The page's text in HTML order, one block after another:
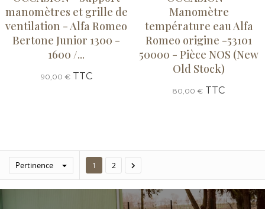
manomètres et grille de
ventilation - Alfa Romeo
Bertone Junior 1300 -
1600 /...
90,00 €TTC
Manomètre
température eau Alfa
Romeo origine -53101
50000 - Pièce NOS (New
Old Stock)
80,00 € TTC
Pertinence  1 2 